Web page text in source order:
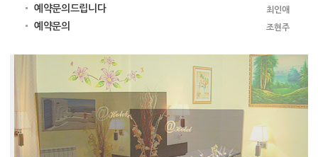
예약문의드립니다 최인애
예약문의 조현주